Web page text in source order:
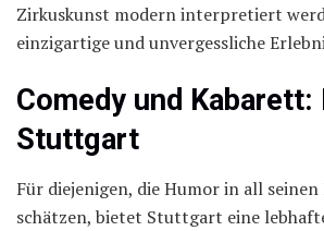
Zirkuskunst modern interpretiert
einzigartige und unvergessliche
Comedy und Kabarett:
Stuttgart
Für diejenigen, die Humor in all
schätzen, bietet Stuttgart eine